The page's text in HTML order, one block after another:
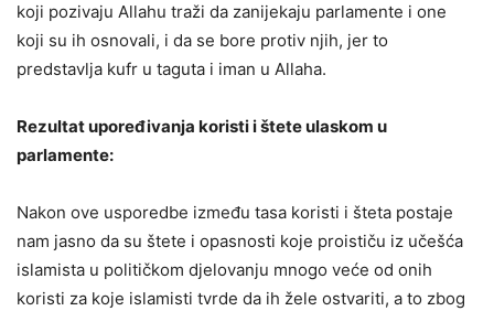
koji pozivaju Allahu traži da zanijekaju parlamente i one
koji su ih osnovali, i da se bore protiv njih, jer to
predstavlja kufr u taguta i iman u Allaha.
Rezultat upoređivanja koristi i štete ulaskom u
parlamente:
Nakon ove usporedbe između tasa koristi i šteta postaje
nam jasno da su štete i opasnosti koje proističu iz učešća
islamista u političkom djelovanju mnogo veće od onih
koristi za koje islamisti tvrde da ih žele ostvariti, a to zbog